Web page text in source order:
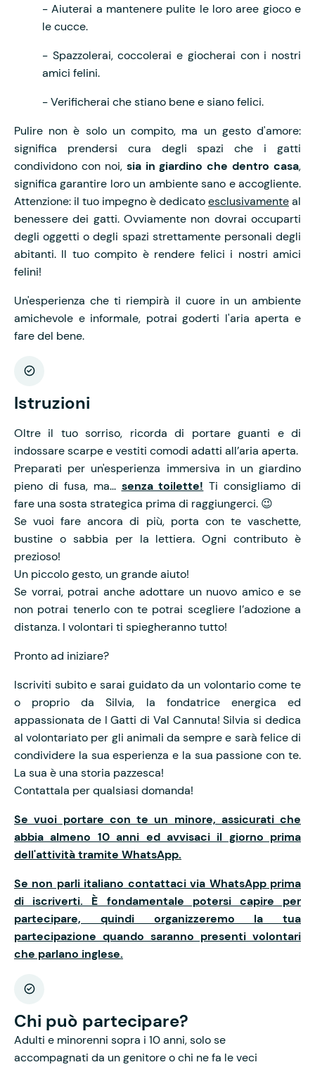
- Aiuterai a mantenere pulite le loro aree gioco e
le cucce.
- Spazzolerai, coccolerai e giocherai con i nostri
amici felini.
- Verificherai che stiano bene e siano felici.
Pulire non è solo un compito, ma un gesto d'amore:
significa prendersi cura degli spazi che i gatti
condividono con noi, sia in giardino che dentro casa,
significa garantire loro un ambiente sano e accogliente.
Attenzione: il tuo impegno è dedicatoesclusivamenteal
benessere dei gatti. Ovviamente non dovrai occuparti
degli oggetti o degli spazi strettamente personali degli
abitanti. Il tuo compito è rendere felici i nostri amici
felini!
Un'esperienza che ti riempirà il cuore in un ambiente
amichevole e informale, potrai goderti l'aria aperta e
fare del bene.
Istruzioni
Oltre il tuo sorriso, ricorda di portare guanti e di
indossare scarpe e vestiti comodi adatti all’aria aperta.
Preparati per un'esperienza immersiva in un giardino
pieno di fusa, ma... senza toilette! Ti consigliamo di
fare una sosta strategica prima di raggiungerci. 😉
Se vuoi fare ancora di più, porta con te vaschette,
bustine o sabbia per la lettiera. Ogni contributo è
prezioso!
Un piccolo gesto, un grande aiuto!
Se vorrai, potrai anche adottare un nuovo amico e se
non potrai tenerlo con te potrai scegliere l’adozione a
distanza. I volontari ti spiegheranno tutto!
Pronto ad iniziare?
Iscriviti subito e sarai guidato da un volontario come te
o proprio da Silvia, la fondatrice energica ed
appassionata de I Gatti di Val Cannuta! Silvia si dedica
al volontariato per gli animali da sempre e sarà felice di
condividere la sua esperienza e la sua passione con te.
La sua è una storia pazzesca!
Contattala per qualsiasi domanda!
Se vuoi portare con te un minore, assicurati che
abbia almeno 10 anni ed avvisaci il giorno prima
dell'attività tramite WhatsApp.
Se non parli italiano contattaci via WhatsApp prima
di iscriverti. È fondamentale potersi capire per
partecipare, quindi organizzeremo la tua
partecipazione quando saranno presenti volontari
che parlano inglese.
Chi può partecipare?
Adulti e minorenni sopra i 10 anni, solo se
accompagnati da un genitore o chi ne fa le veci